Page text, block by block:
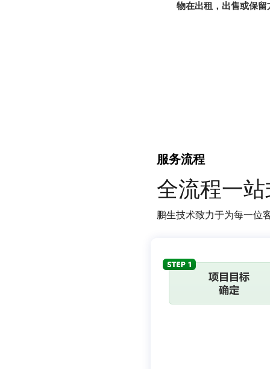
物在出租，出售或保
服务流程
全流程一
鹏生技术致力于为每一位